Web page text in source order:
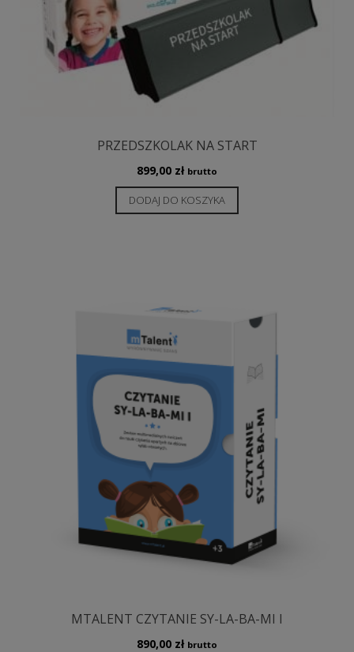
PRZEDSZKOLAK NA START
899,00 zł brutto
DODAJ DO KOSZYKA
MTALENT CZYTANIE SY-LA-BA-MI I
890,00 zł brutto